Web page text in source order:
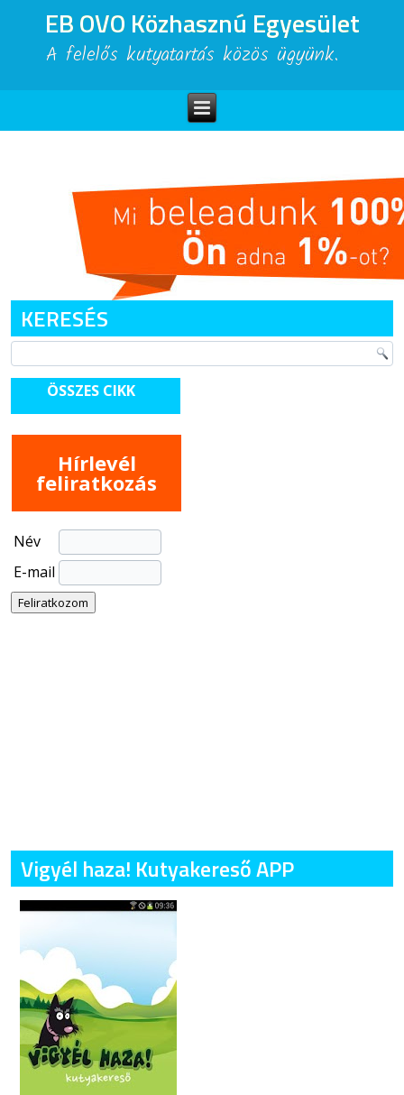
EB OVO Közhasznú Egyesület
A felelős kutyatartás közös ügyünk.
KERESÉS
ÖSSZES CIKK
Hírlevél
feliratkozás
Név
E-mail
Vigyél haza! Kutyakereső APP